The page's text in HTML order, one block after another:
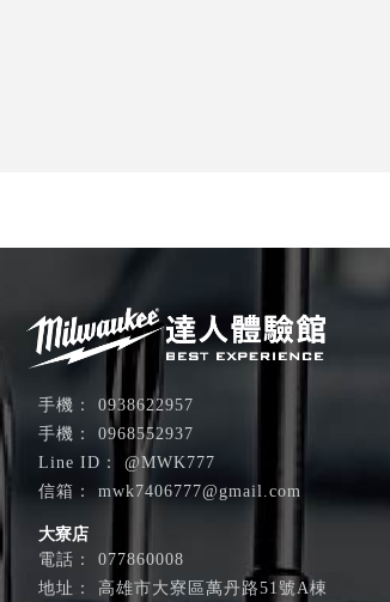
@MWK777
0968552937
0938622957
mwk7406777@gmail.com
大寮店
077860008
高雄市大寮區萬丹路51號A棟